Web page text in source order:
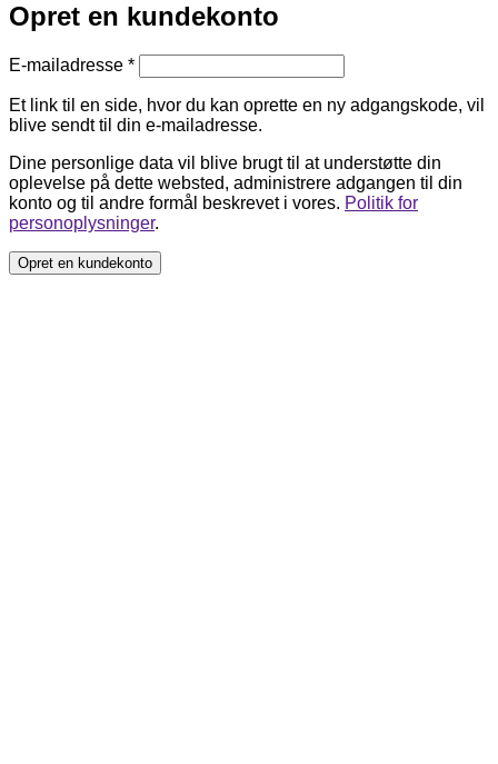
Opret en kundekonto
E-mailadresse *Påkrævet
Et link til en side, hvor du kan oprette en ny adgangskode, vil
blive sendt til din e-mailadresse.
Dine personlige data vil blive brugt til at understøtte din
oplevelse på dette websted, administrere adgangen til din
konto og til andre formål beskrevet i vores. Politik for
personoplysninger.
Opret en kundekonto